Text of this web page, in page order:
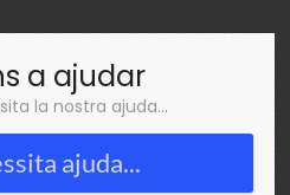
a ajudar
la nostra ajuda...
ajuda...